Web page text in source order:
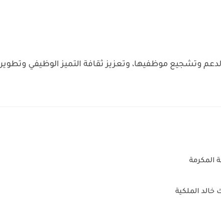
وتشجيع موظفيها، وتعزيز ثقافة التميز الوظيفي وتطوير
المكرمة
خالد الملكية